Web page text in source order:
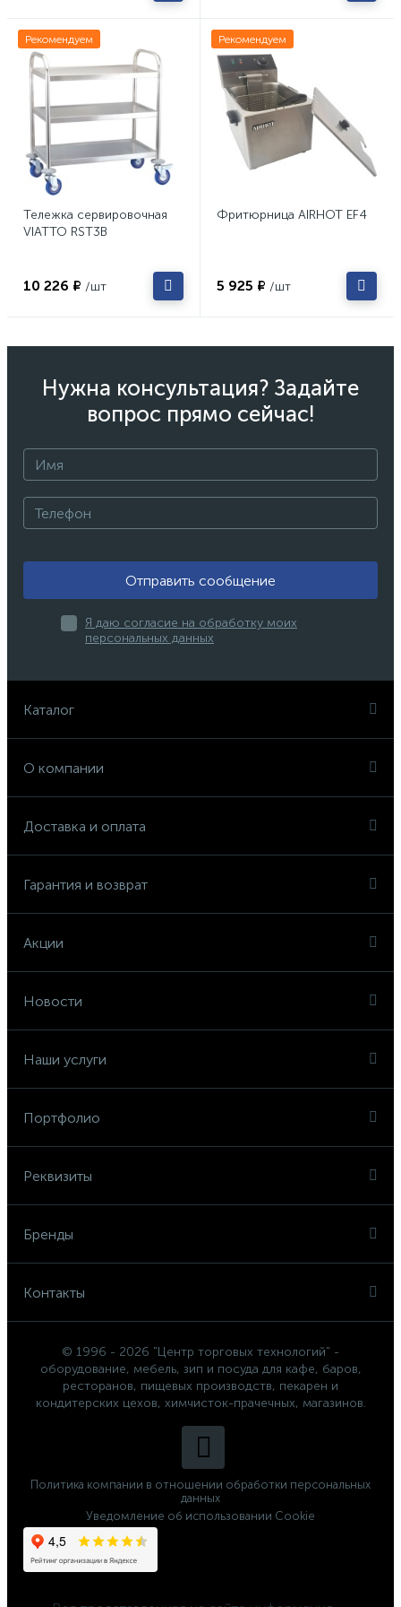
Рекомендуем
Тележка сервировочная
VIATTO RST3B
10 226 ₽ /шт
Рекомендуем
Фритюрница AIRHOT EF4
5 925 ₽ /шт
Нужна консультация? Задайте
вопрос прямо сейчас!
Отправить сообщение
Я даю согласие на обработку моих
персональных данных
Каталог
О компании
Доставка и оплата
Гарантия и возврат
Акции
Новости
Наши услуги
Портфолио
Реквизиты
Бренды
Контакты
© 1996 - 2026 "Центр торговых технологий" -
оборудование, мебель, зип и посуда для кафе, баров,
ресторанов, пищевых производств, пекарен и
кондитерских цехов, химчисток-прачечных, магазинов.
Политика компании в отношении обработки персональных
данных
Уведомление об использовании Cookie